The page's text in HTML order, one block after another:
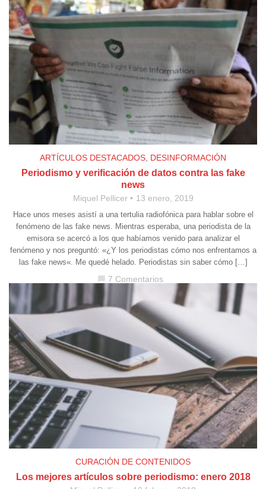
ARTÍCULOS DESTACADOS DESINFORMACIÓN
Periodismo y verificación de datos contra las fake
news
Miquel Pellicer 13 enero, 2019
Hace unos meses asistí a una tertulia radiofónica para hablar sobre el
fenómeno de las fake news. Mientras esperaba, una periodista de la
emisora se acercó a los que habíamos venido para analizar el
fenómeno y nos preguntó: «¿Y los periodistas cómo nos enfrentamos a
las fake news«. Me quedé helado. Periodistas sin saber cómo […]
7 Comentarios
CURACIÓN DE CONTENIDOS
Los mejores artículos sobre periodismo: enero 2018